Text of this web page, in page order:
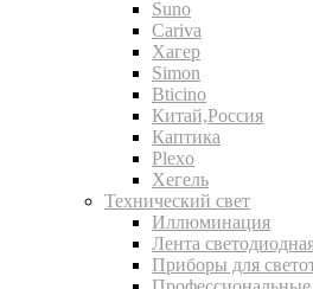
Suno
Cariva
Хагер
Simon
Bticino
Китай,Россия
Каптика
Plexo
Хегель
Технический свет
Иллюминация
Лента
Приборы для